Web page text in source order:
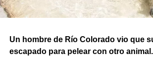
Un hombre de Río Colorado vio que
escapado para pelear con otro